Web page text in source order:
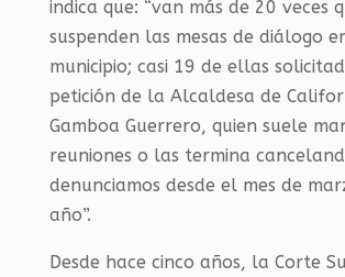
indica que: “van más de 20 veces
suspenden las mesas de diálogo
municipio; casi 19 de ellas
petición de la Alcaldesa de
Gamboa Guerrero, quien suele
reuniones o las termina
denunciamos desde el mes de
año”.
Desde hace cinco años, la Corte